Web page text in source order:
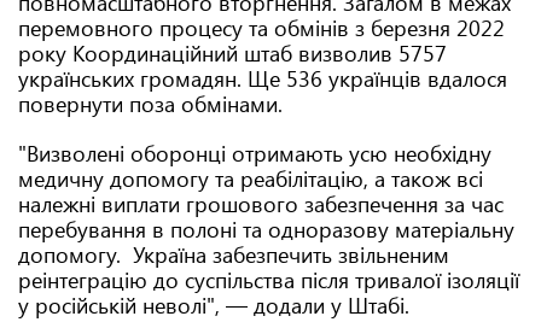
перемовного процесу та обмінів з березня 2022
року Координаційний штаб визволив 5757
українських громадян. Ще 536 українців вдалося
повернути поза обмінами.
"Визволені оборонці отримають усю необхідну
медичну допомогу та реабілітацію, а також всі
належні виплати грошового забезпечення за час
перебування в полоні та одноразову матеріальну
допомогу. Україна забезпечить звільненим
реінтеграцію до суспільства після тривалої ізоляції
у російській неволі", — додали у Штабі.